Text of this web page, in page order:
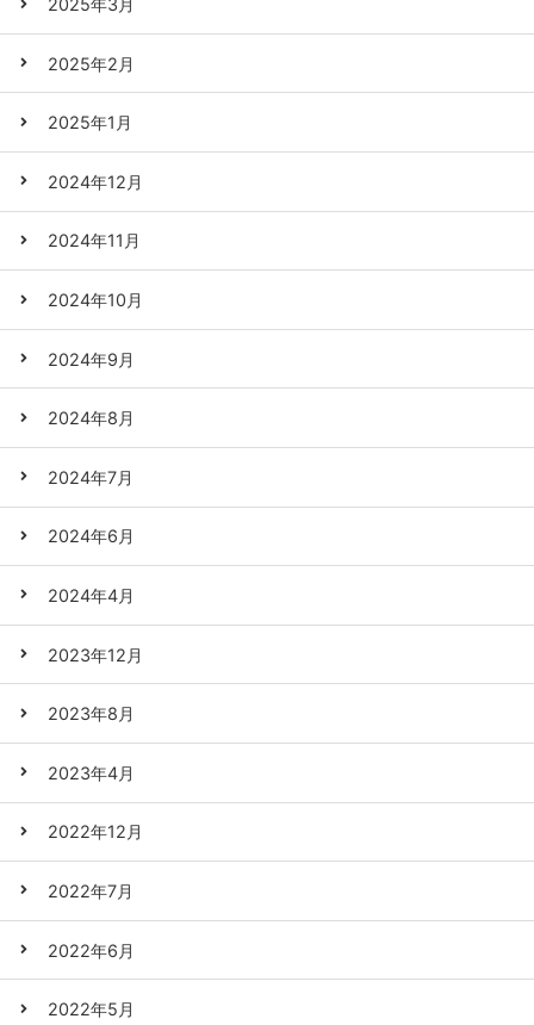
2025年3月
2025年2月
2025年1月
2024年12月
2024年11月
2024年10月
2024年9月
2024年8月
2024年7月
2024年6月
2024年4月
2023年12月
2023年8月
2023年4月
2022年12月
2022年7月
2022年6月
2022年5月